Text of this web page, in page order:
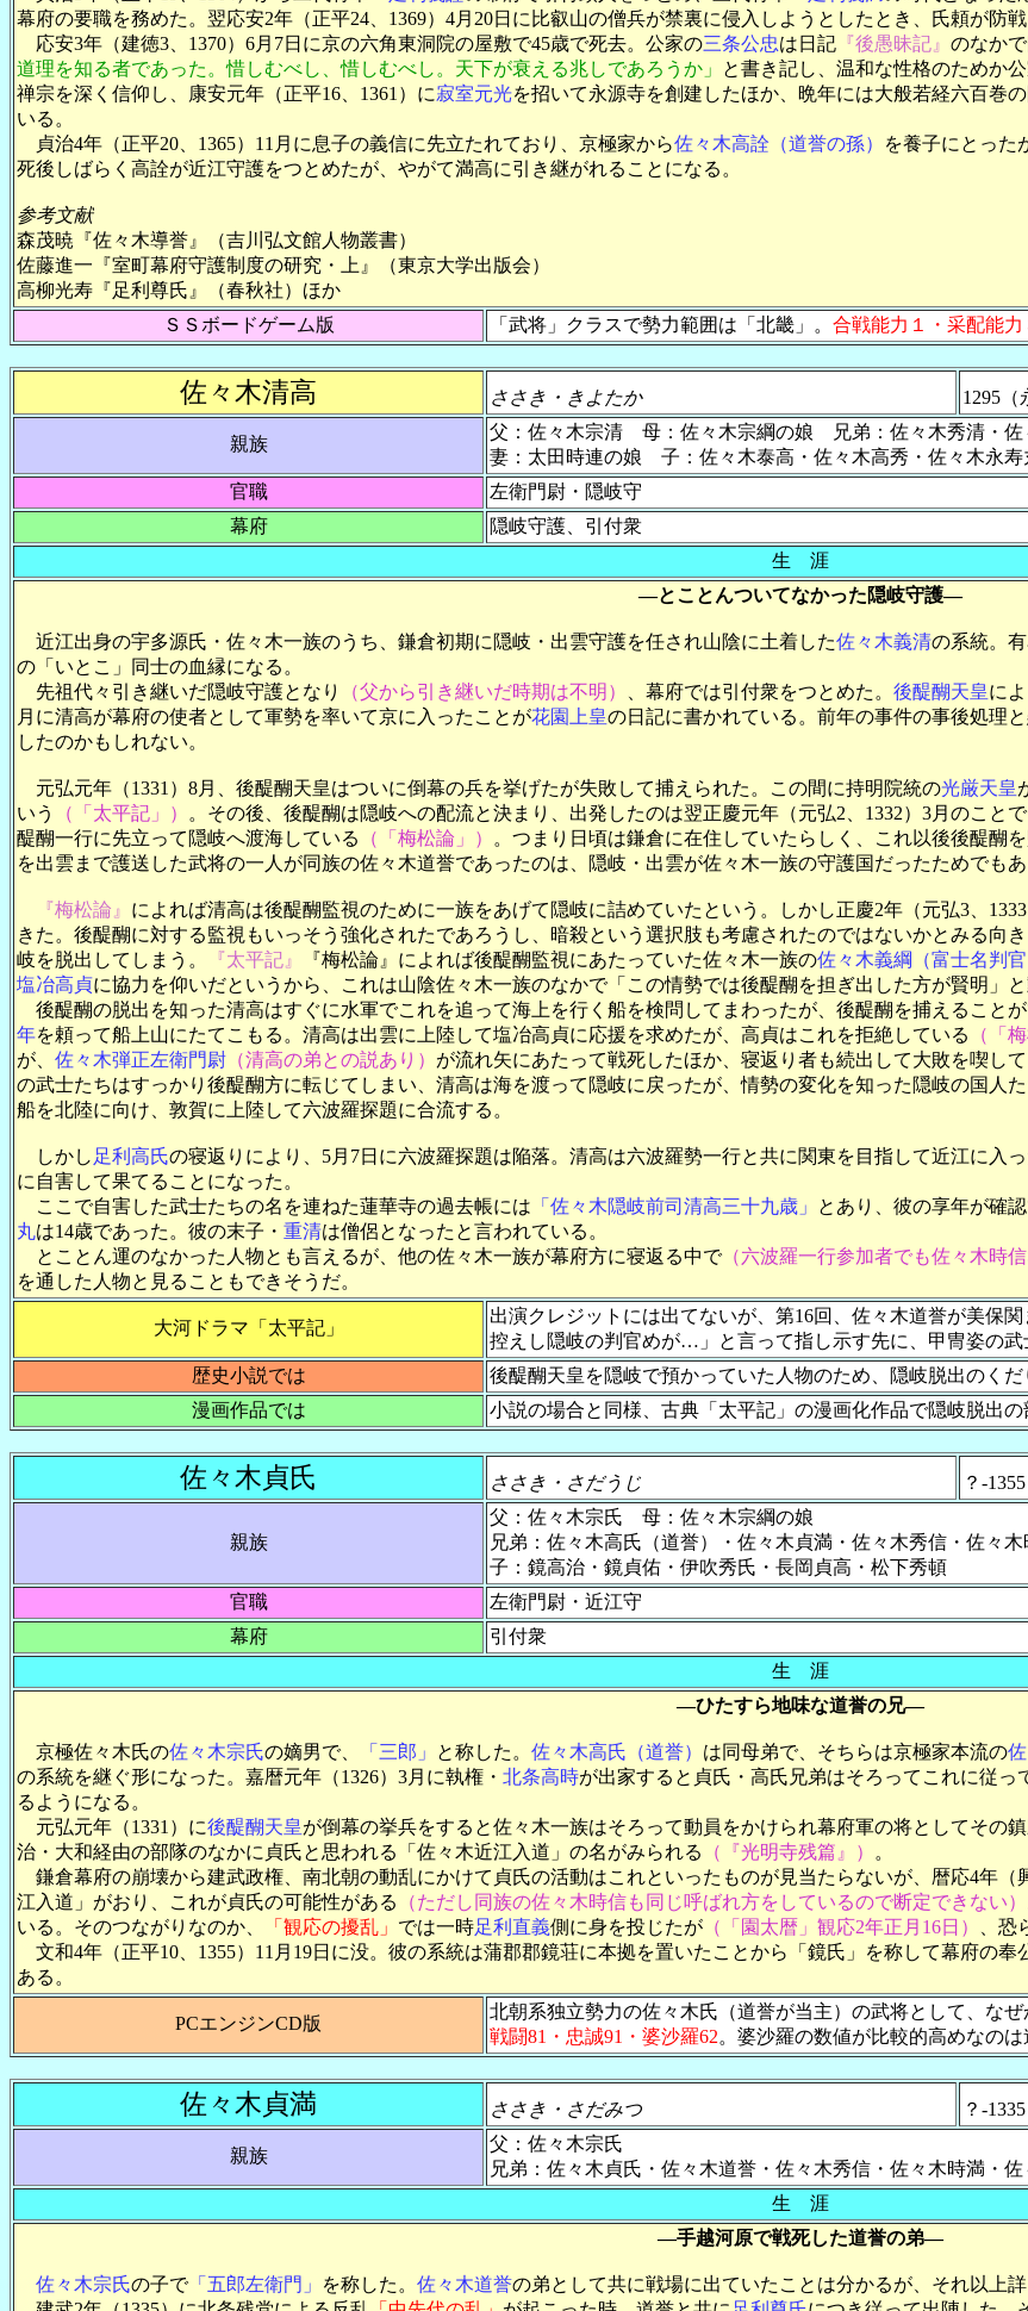
幕府の要職を務めた。翌応安2年（正平24、1369）4月20日に比叡山の僧兵が禁裏に侵入しようとしたとき、氏頼が防
応安3年（建徳3、1370）6月7日に京の六角東洞院の屋敷で45歳で死去。公家の三条公忠は日記 『後愚昧記』 のなか
道理を知る者であった。惜しむべし、惜しむべし。天下が衰える兆しであろうか」
と書き記し、温和な性格のためか
禅宗を深く信仰し、康安元年（正平16、1361）に寂室元光を招いて永源寺を創建したほか、晩年には大般若経六百巻
いる。
貞治4年（正平20、1365）11月に息子の義信に先立たれており、京極家から佐々木高詮（道誉の孫） を養子にとった
死後しばらく高詮が近江守護をつとめたが、やがて満高に引き継がれることになる。
参考文献
森茂暁『佐々木導誉』（吉川弘文館人物叢書）
佐藤進一『室町幕府守護制度の研究・上』（東京大学出版会）
高柳光寿『足利尊氏』（春秋社）ほか
ＳＳボードゲーム版
「武将」クラスで勢力範囲は「北畿」。 合戦能力１・采配能力
佐々木清高 ささき・きよたか 1295（
親族
父：佐々木宗清 母：佐々木宗綱の娘 兄弟：佐々木秀清・
妻：太田時連の娘 子：佐々木泰高・佐々木高秀・佐々木永寿
官職
左衛門尉・隠岐守
幕府
隠岐守護、引付衆
生 涯
―とことんついてなかった隠岐守護―
近江出身の宇多源氏・佐々木一族のうち、鎌倉初期に隠岐・出雲守護を任され山陰に土着した佐々木義清の系統。
の「いとこ」同士の血縁になる。
先祖代々引き継いだ隠岐守護となり
（父から引き継いだ時期は不明） 、幕府では引付衆をつとめた。 後醍醐天皇に
月に清高が幕府の使者として軍勢を率いて京に入ったことが花園上皇の日記に書かれている。前年の事件の事後処理
したのかもしれない。
元弘元年（1331）8月、後醍醐天皇はついに倒幕の兵を挙げたが失敗して捕えられた。この間に持明院統の光厳天皇
いう
（「太平記」）
。その後、後醍醐は隠岐への配流と決まり、出発したのは翌正慶元年（元弘2、1332）3月のこと
醍醐一行に先立って隠岐へ渡海している
（「梅松論」）
。つまり日頃は鎌倉に在住していたらしく、これ以後後醍醐
を出雲まで護送した武将の一人が同族の佐々木道誉であったのは、隠岐・出雲が佐々木一族の守護国だったためでもあ
『梅松論』 によれば清高は後醍醐監視のために一族をあげて隠岐に詰めていたという。しかし正慶2年（元弘3、
きた。後醍醐に対する監視もいっそう強化されたであろうし、暗殺という選択肢も考慮されたのではないかとみる向
岐を脱出してしまう。
『太平記』 『梅松論』によれば後醍醐監視にあたっていた佐々木一族の佐々木義綱（富士名判官
塩冶高貞に協力を仰いだというから、これは山陰佐々木一族のなかで「この情勢では後醍醐を担ぎ出した方が賢明」
後醍醐の脱出を知った清高はすぐに水軍でこれを追って海上を行く船を検問してまわったが、後醍醐を捕えること
年を頼って船上山にたてこもる。清高は出雲に上陸して塩冶高貞に応援を求めたが、高貞はこれを拒絶している （「
が、 佐々木弾正左衛門尉 （清高の弟との説あり） が流れ矢にあたって戦死したほか、寝返り者も続出して大敗を喫し
の武士たちはすっかり後醍醐方に転じてしまい、清高は海を渡って隠岐に戻ったが、情勢の変化を知った隠岐の国人
船を北陸に向け、敦賀に上陸して六波羅探題に合流する。
しかし 足利高氏の寝返りにより、5月7日に六波羅探題は陥落。清高は六波羅勢一行と共に関東を目指して近江に入
に自害して果てることになった。
ここで自害した武士たちの名を連ねた蓮華寺の過去帳には 「佐々木隠岐前司清高三十九歳」 とあり、彼の享年が確
丸は14歳であった。彼の末子・ 重清は僧侶となったと言われている。
とことん運のなかった人物とも言えるが、他の佐々木一族が幕府方に寝返る中で（六波羅一行参加者でも佐々木時
を通した人物と見ることもできそうだ。
大河ドラマ「太平記」
出演クレジットには出てないが、第16回、佐々木道誉が美保
控えし隠岐の判官めが…」と言って指し示す先に、甲冑姿の
歴史小説では
後醍醐天皇を隠岐で預かっていた人物のため、隠岐脱出のく
漫画作品では
小説の場合と同様、古典「太平記」の漫画化作品で隠岐脱出の
佐々木貞氏 ささき・さだうじ ？-
親族
父：佐々木宗氏 母：佐々木宗綱の娘
兄弟：佐々木高氏（道誉）・佐々木貞満・佐々木秀信・佐々
子：鏡高治・鏡貞佑・伊吹秀氏・長岡貞高・松下秀頓
官職
左衛門尉・近江守
幕府
引付衆
生 涯
―ひたすら地味な道誉の兄―
京極佐々木氏の佐々木宗氏の嫡男で、 「三郎」 と称した。 佐々木高氏（道誉） は同母弟で、そちらは京極家本流の
の系統を継ぐ形になった。嘉暦元年（1326）3月に執権・ 北条高時が出家すると貞氏・高氏兄弟はそろってこれに従っ
るようになる。
元弘元年（1331）に後醍醐天皇が倒幕の挙兵をすると佐々木一族はそろって動員をかけられ幕府軍の将としてその鎮
治・大和経由の部隊のなかに貞氏と思われる「佐々木近江入道」の名がみられる
（『光明寺残篇』）
。
鎌倉幕府の崩壊から建武政権、南北朝の動乱にかけて貞氏の活動はこれといったものが見当たらないが、暦応4年（
江入道」がおり、これが貞氏の可能性がある
（ただし同族の佐々木時信も同じ呼ばれ方をしているので断定できない）
いる。そのつながりなのか、
「観応の擾乱」 では一時足利直義側に身を投じたが （「園太暦」観応2年正月16日）
、
文和4年（正平10、1355）11月19日に没。彼の系統は蒲郡郡鏡荘に本拠を置いたことから「鏡氏」を称して幕府の
ある。
PCエンジンCD版
北朝系独立勢力の佐々木氏（道誉が当主）の武将として、な
戦闘81・忠誠91・婆沙羅62。婆沙羅の数値が比較的高めなの
佐々木貞満 ささき・さだみつ ？-
親族
父：佐々木宗氏
兄弟：佐々木貞氏・佐々木道誉・佐々木秀信・佐々木時満・佐
生 涯
―手越河原で戦死した道誉の弟―
佐々木宗氏の子で「五郎左衛門」 を称した。 佐々木道誉の弟として共に戦場に出ていたことは分かるが、それ以上詳